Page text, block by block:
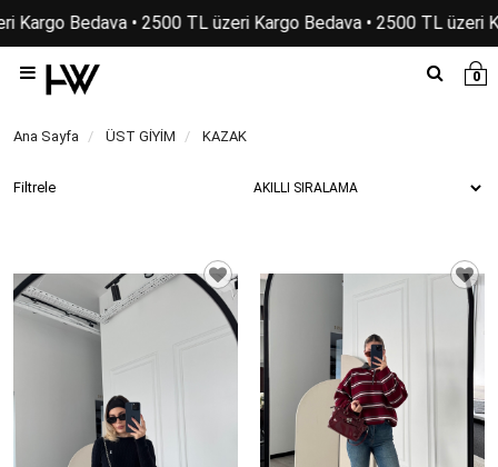
Bedava • 2500 TL üzeri Kargo Bedava • 2500 TL üzeri
0
Ana Sayfa ÜST GİYİM KAZAK
Filtrele